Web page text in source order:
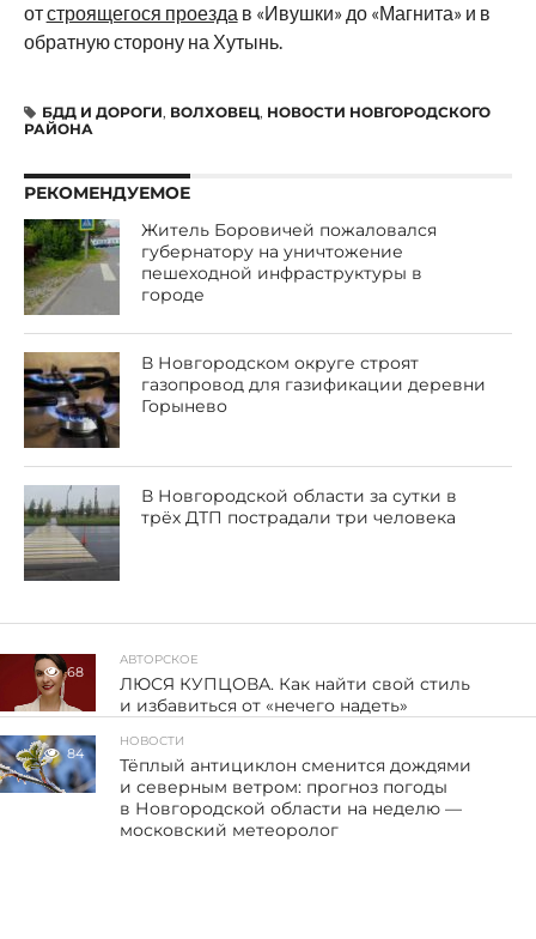
отстроящегося проезда в «Ивушки» до «Магнита» и в
обратную сторону на Хутынь.
БДД И ДОРОГИ, ВОЛХОВЕЦ, НОВОСТИ НОВГОРОДСКОГО
РАЙОНА
РЕКОМЕНДУЕМОЕ
Житель Боровичей пожаловался
губернатору на уничтожение
пешеходной инфраструктуры в
городе
В Новгородском округе строят
газопровод для газификации деревни
Горынево
В Новгородской области за сутки в
трёх ДТП пострадали три человека
68
АВТОРСКОЕ
ЛЮСЯ КУПЦОВА. Как найти свой стиль
и избавиться от «нечего надеть»
84
НОВОСТИ
Тёплый антициклон сменится дождями
и северным ветром: прогноз погоды
в Новгородской области на неделю —
московский метеоролог